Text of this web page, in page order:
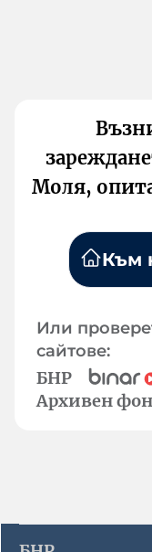
Моля,
Към
Или
сайтове:
БНР
Архивен